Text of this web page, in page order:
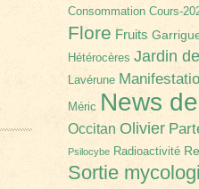
Consommation Cours-
Flore Fruits
Hétérocères Jardin
Lavérune
Méric News
Occitan Olivier
Psilocybe Radioactivité
Sortie